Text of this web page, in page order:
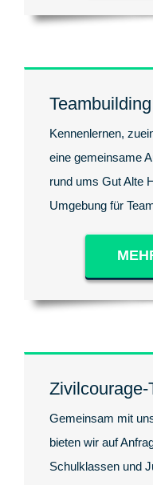
Kennenlernen,
eine gemeinsame
rund ums Gut Alte
Umgebung für
Zivilcourage-
Gemeinsam mit
bieten wir auf
Schulklassen und